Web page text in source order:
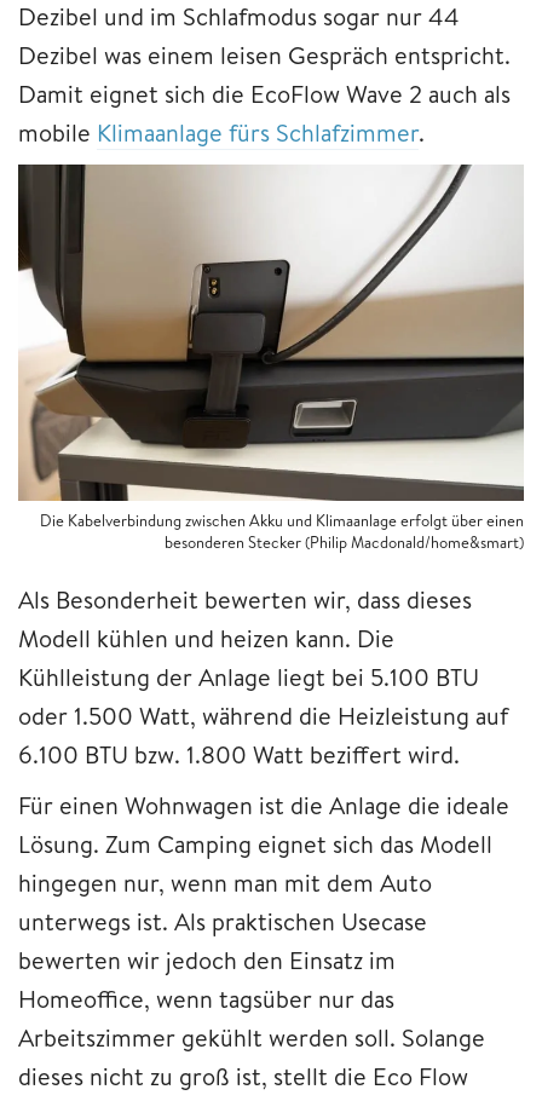
Dezibel und im Schlafmodus sogar nur 44
Dezibel was einem leisen Gespräch entspricht.
Damit eignet sich die EcoFlow Wave 2 auch als
mobile Klimaanlage fürs Schlafzimmer.
Die Kabelverbindung zwischen Akku und Klimaanlage erfolgt über einen
besonderen Stecker (Philip Macdonald/home&smart)
Als Besonderheit bewerten wir, dass dieses
Modell kühlen und heizen kann. Die
Kühlleistung der Anlage liegt bei 5.100 BTU
oder 1.500 Watt, während die Heizleistung auf
6.100 BTU bzw. 1.800 Watt beziffert wird.
Für einen Wohnwagen ist die Anlage die ideale
Lösung. Zum Camping eignet sich das Modell
hingegen nur, wenn man mit dem Auto
unterwegs ist. Als praktischen Usecase
bewerten wir jedoch den Einsatz im
Homeoffice, wenn tagsüber nur das
Arbeitszimmer gekühlt werden soll. Solange
dieses nicht zu groß ist, stellt die Eco Flow